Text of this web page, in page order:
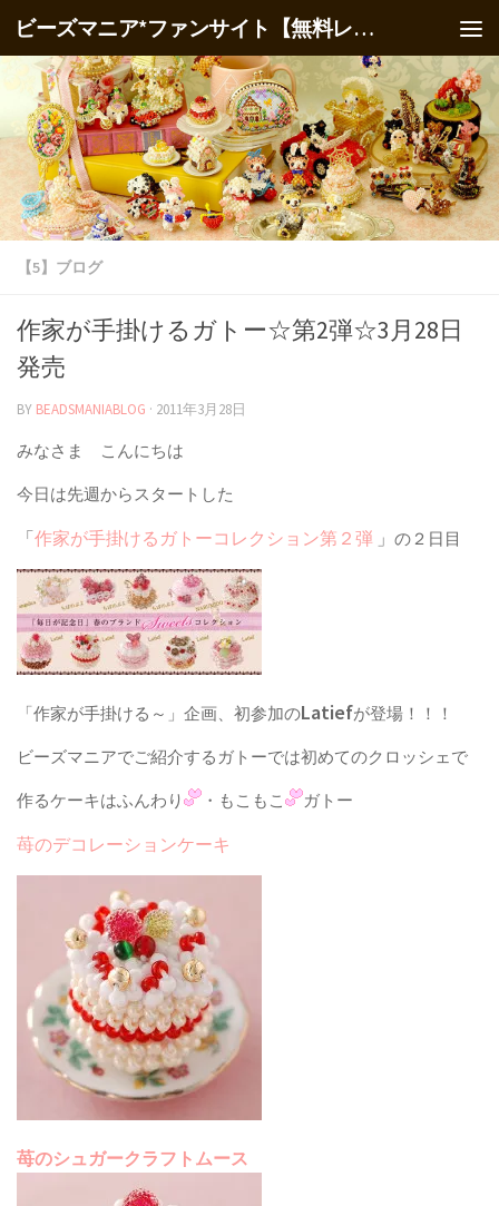
ビーズマニア*ファンサイト【無料レシピ】
【5】ブログ
作家が手掛けるガトー☆第2弾☆3月28日
発売
BY BEADSMANIABLOG · 2011年3月28日
みなさま こんにちは
今日は先週からスタートした
「作家が手掛けるガトーコレクション第２弾 」 の２日目
「作家が手掛ける～」企画、初参加のLatiefが登場！！！
ビーズマニアでご紹介するガトーでは初めてのクロッシェで
作るケーキはふんわり ・もこもこ ガトー
苺のデコレーションケーキ
苺のシュガークラフトムース